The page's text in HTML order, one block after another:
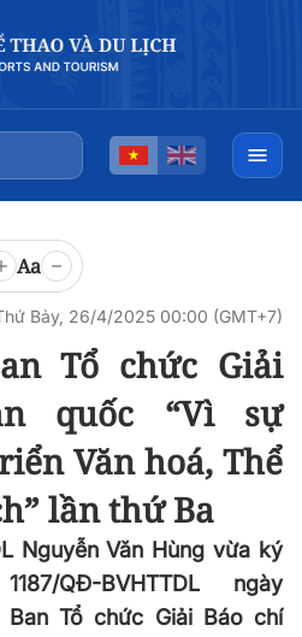
Aa
Bảy, 26/4/2025 00:00 (GMT+7)
Tổ chức Giải
quốc “Vì sự
Văn hoá, Thể
lần thứ Ba
Nguyễn Văn Hùng vừa ký
QĐ-BVHTTDL ngày
Tổ chức Giải Báo chí